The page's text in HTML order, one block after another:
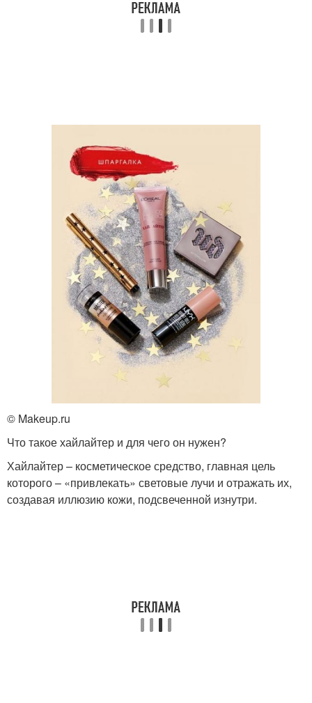
© Makeup.ru
Что такое хайлайтер и для чего он нужен?
Хайлайтер – косметическое средство, главная цель
которого – «привлекать» световые лучи и отражать их,
создавая иллюзию кожи, подсвеченной изнутри.